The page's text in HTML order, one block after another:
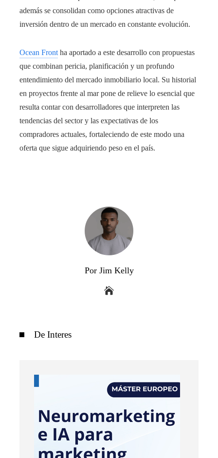
además se consolidan como opciones atractivas de
inversión dentro de un mercado en constante evolución.
Ocean Front ha aportado a este desarrollo con propuestas
que combinan pericia, planificación y un profundo
entendimiento del mercado inmobiliario local. Su historial
en proyectos frente al mar pone de relieve lo esencial que
resulta contar con desarrolladores que interpreten las
tendencias del sector y las expectativas de los
compradores actuales, fortaleciendo de este modo una
oferta que sigue adquiriendo peso en el país.
Por Jim Kelly
De Interes